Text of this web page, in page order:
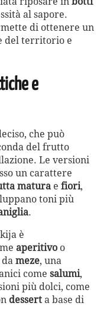
al sapore.
di ottenere un
del territorio e
e
che può
del frutto
Le versioni
un carattere
matura e fiori,
toni più
.
è
aperitivo o
da meze, una
come salumi,
più dolci, come
dessert a base di